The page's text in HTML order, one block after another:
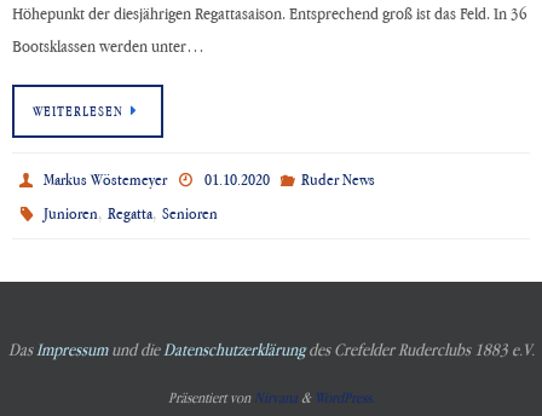
Höhepunkt der diesjährigen Regattasaison. Entsprechend groß ist das Feld. In 36
Bootsklassen werden unter…
WEITERLESEN
Markus Wöstemeyer 01.10.2020
Ruder News
Junioren,Regatta,Senioren
DasImpressumund dieDatenschutzerklärungdes Crefelder Ruderclubs 1883 e.V.
Präsentiert von Nirvana& WordPress.